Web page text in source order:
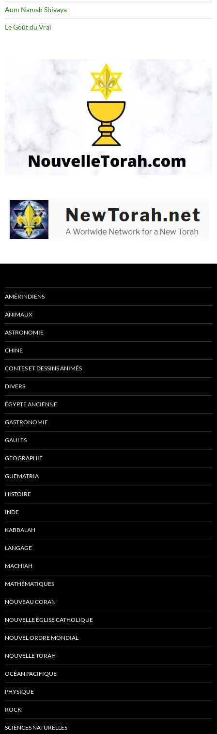
Aum Namah Shivaya
Le Goût du Vrai
AMÉRINDIENS
ANIMAUX
ASTRONOMIE
CHINE
CONTES ET DESSINS ANIMÉS
DIVERS
ÉGYPTE ANCIENNE
GASTRONOMIE
GAULES
GEOGRAPHIE
GUEMATRIA
HISTOIRE
INDE
KABBALAH
LANGAGE
MACHIAH
MATHÉMATIQUES
NOUVEAU CORAN
NOUVELLE ÉGLISE CATHOLIQUE
NOUVEL ORDRE MONDIAL
NOUVELLE TORAH
OCÉAN PACIFIQUE
PHYSIQUE
ROCK
SCIENCES NATURELLES